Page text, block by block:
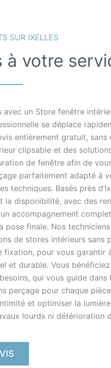
SUR IXELLES
à votre
un Store fenêtre
se déplace
entièrement gratuit, sans
clipsable et des
de fenêtre afin de
parfaitement adapté à
techniques. Basés près
la disponibilité, avec des
accompagnement
pose finale. Nos
de stores intérieurs sans
fixation, pour vous garantir
et durable. Vous bénéficiez
qui vous guide
perçage pour chaque
et optimiser la
lourds ni détérioration